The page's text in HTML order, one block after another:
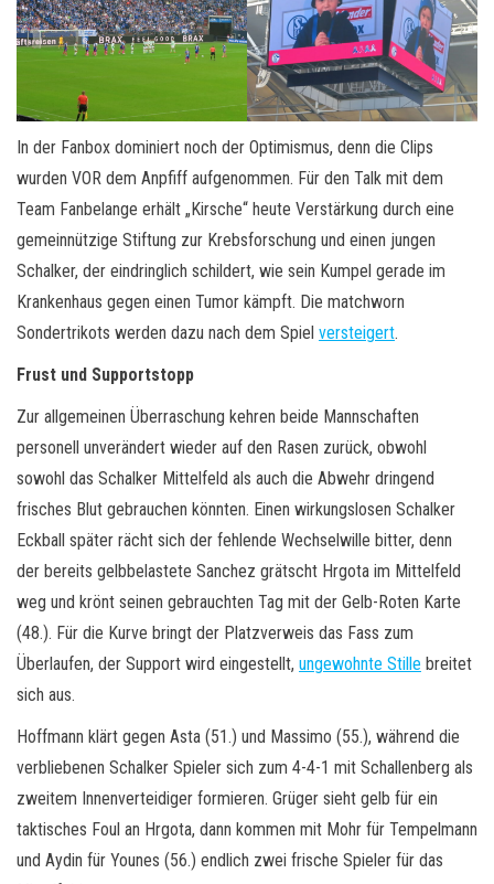
In der Fanbox dominiert noch der Optimismus, denn die Clips
wurden VOR dem Anpfiff aufgenommen. Für den Talk mit dem
Team Fanbelange erhält „Kirsche“ heute Verstärkung durch eine
gemeinnützige Stiftung zur Krebsforschung und einen jungen
Schalker, der eindringlich schildert, wie sein Kumpel gerade im
Krankenhaus gegen einen Tumor kämpft. Die matchworn
Sondertrikots werden dazu nach dem Spiel versteigert.
Frust und Supportstopp
Zur allgemeinen Überraschung kehren beide Mannschaften
personell unverändert wieder auf den Rasen zurück, obwohl
sowohl das Schalker Mittelfeld als auch die Abwehr dringend
frisches Blut gebrauchen könnten. Einen wirkungslosen Schalker
Eckball später rächt sich der fehlende Wechselwille bitter, denn
der bereits gelbbelastete Sanchez grätscht Hrgota im Mittelfeld
weg und krönt seinen gebrauchten Tag mit der Gelb-Roten Karte
(48.). Für die Kurve bringt der Platzverweis das Fass zum
Überlaufen, der Support wird eingestellt, ungewohnte Stille breitet
sich aus.
Hoffmann klärt gegen Asta (51.) und Massimo (55.), während die
verbliebenen Schalker Spieler sich zum 4-4-1 mit Schallenberg als
zweitem Innenverteidiger formieren. Grüger sieht gelb für ein
taktisches Foul an Hrgota, dann kommen mit Mohr für Tempelmann
und Aydin für Younes (56.) endlich zwei frische Spieler für das